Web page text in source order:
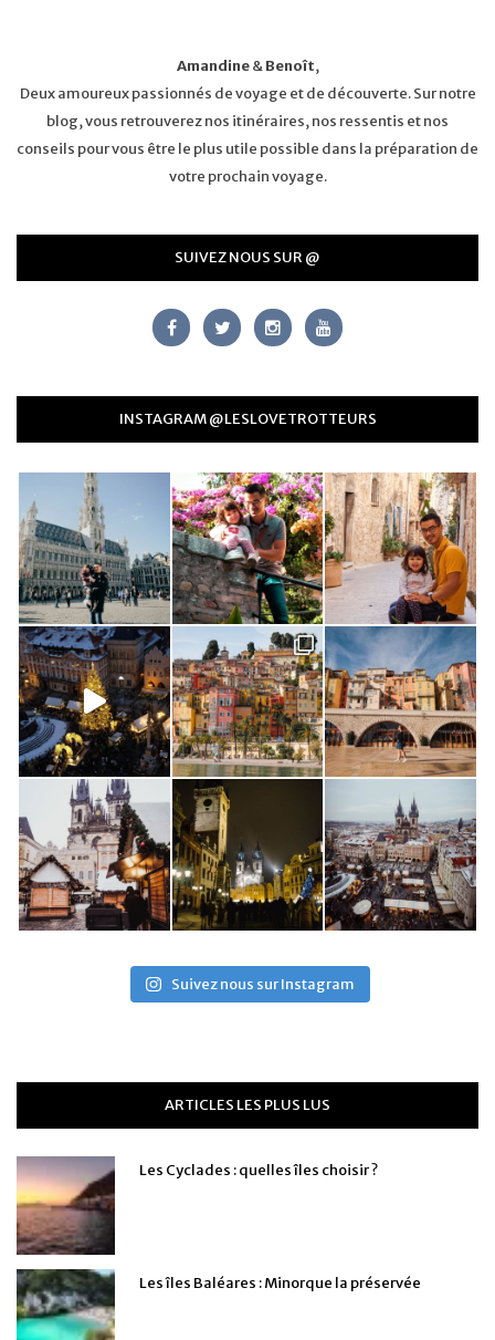
Amandine&Benoît,
Deux amoureux passionnés de voyage et de découverte. Sur notre
blog, vous retrouverez nos itinéraires, nos ressentis et nos
conseils pour vous être le plus utile possible dans la préparation de
votre prochain voyage.
SUIVEZ NOUS SUR @
INSTAGRAM @LESLOVETROTTEURS
Suivez nous sur Instagram
ARTICLES LES PLUS LUS
Les Cyclades : quelles îles choisir ?
Les îles Baléares : Minorque la préservée